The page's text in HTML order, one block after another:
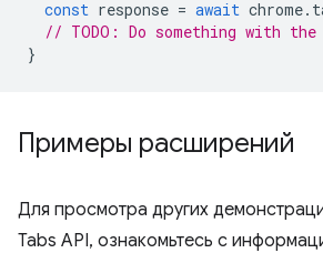
const response = await chrome.
// TODO: Do something with the
}
Примеры расширений
Для просмотра других
Tabs API, ознакомьтесь с